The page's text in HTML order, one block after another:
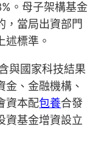
。母子架構基金
，當局出資部門
述標準。
與國家科技結果
、金融機構、
資本配包養合發
資基金增資設立